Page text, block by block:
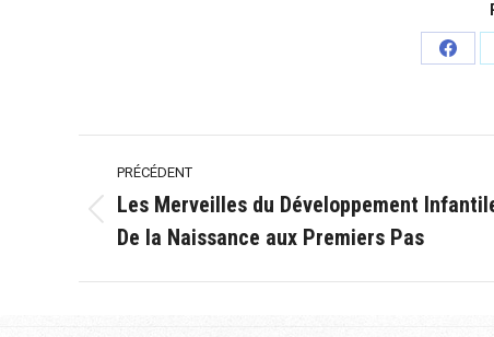
Navigation
article
PRÉCÉDENT
précédent
:
Les Merveilles du Développement
De la Naissance aux Premiers Pas